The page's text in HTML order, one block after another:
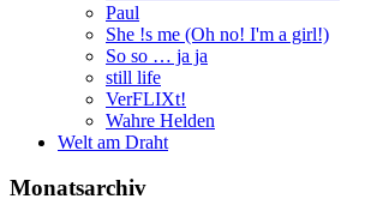
Paul
She !s me (Oh no! I'm a girl!)
So so … ja ja
still life
VerFLIXt!
Wahre Helden
Welt am Draht
Monatsarchiv